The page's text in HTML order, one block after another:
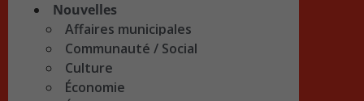
Nouvelles
Affaires municipales
Communauté / Social
Culture
Économie